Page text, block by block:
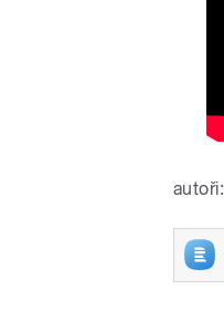
autoři: